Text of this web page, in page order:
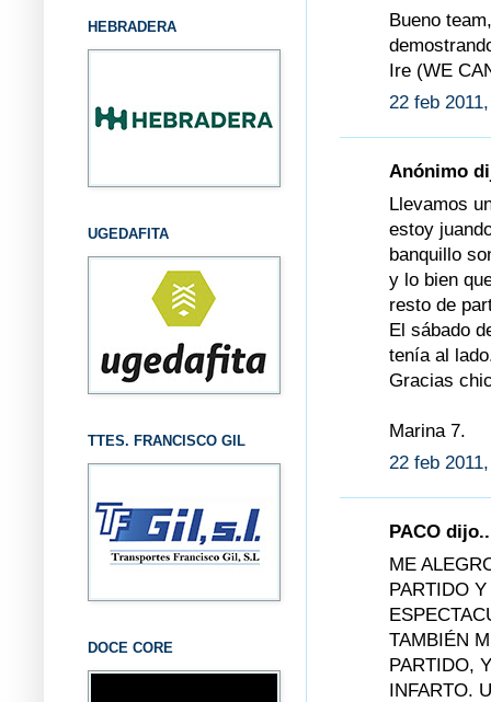
Bueno
Ire (WE
22 feb
Anónimo
Llevamos
estoy
banquillo
y lo bien
resto de
El sábado
tenía al
Gracias
Marina 7.
22 feb
PACO
ME
PARTIDO
TAMBIÉN
PARTIDO,
INFARTO.
HEBRADERA
UGEDAFITA
TTES. FRANCISCO GIL
DOCE CORE